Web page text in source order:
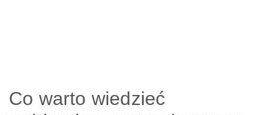
Co warto wiedzieć